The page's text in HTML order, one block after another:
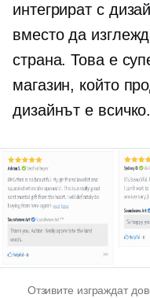
интегрират с
вместо да
страна. Това е
магазин, който
дизайнът е всичко.
Отзивите изграждат